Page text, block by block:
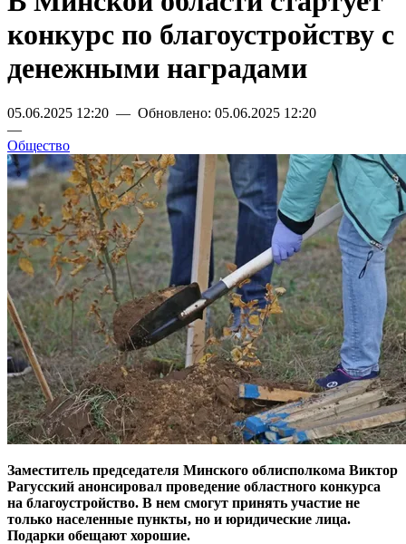
конкурс по благоустройству с
денежными наградами
05.06.2025 12:20 — Обновлено: 05.06.2025 12:20
—
Общество
Заместитель председателя Минского облисполкома Виктор
Рагусский анонсировал проведение областного конкурса
на благоустройство. В нем смогут принять участие не
только населенные пункты, но и юридические лица.
Подарки обещают хорошие.